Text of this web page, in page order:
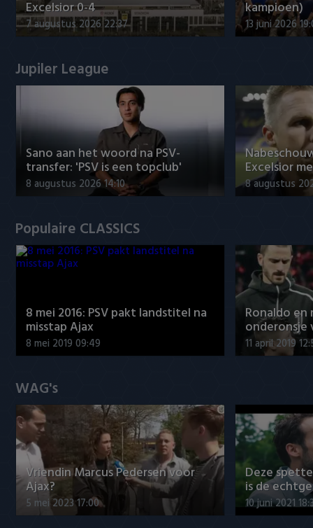
Excelsior 0-4
7 augustus 2026 22:37
kampioen)
13 juni 2026
Jupiler League
Sano aan het woord na PSV-
transfer: 'PSV is een topclub'
8 augustus 2026 14:10
Excelsior
8 augustus
Populaire CLASSICS
8 mei 2016: PSV pakt landstitel na
misstap Ajax
8 mei 2019 09:49
Ronaldo
onderonsje
11 april 2019
WAG's
Vriendin Marcus Pedersen voor
Ajax?
5 mei 2023 17:00
Deze
is de
10 juni 2021